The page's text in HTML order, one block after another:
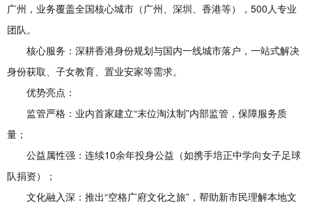
广州，业务覆盖全国核心城市（广州、深圳、香港等），500人专业
团队。
核心服务：深耕香港身份规划与国内一线城市落户，一站式解决
身份获取、子女教育、置业安家等需求。
优势亮点：
监管严格：业内首家建立“末位淘汰制”内部监管，保障服务质
量；
公益属性强：连续10余年投身公益（如携手培正中学向女子足球
队捐资）；
文化融入深：推出“空格广府文化之旅”，帮助新市民理解本地文